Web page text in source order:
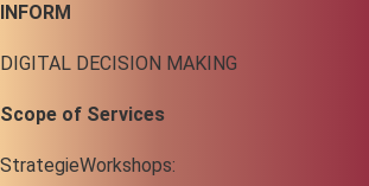
INFORM
DIGITAL DECISION MAKING
Scope of Services
StrategieWorkshops: